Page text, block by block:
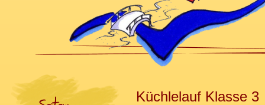
Küchlelauf Klasse 3
Navigation
überspringen